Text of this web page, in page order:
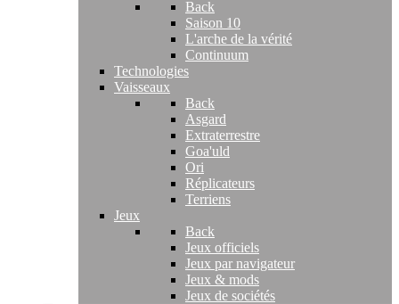
Back
Saison 10
L'arche de la vérité
Continuum
Technologies
Vaisseaux
Back
Asgard
Extraterrestre
Goa'uld
Ori
Réplicateurs
Terriens
Jeux
Back
Jeux officiels
Jeux par navigateur
Jeux & mods
Jeux de sociétés